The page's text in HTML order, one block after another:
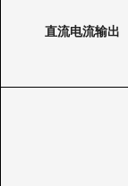
直流电流输出